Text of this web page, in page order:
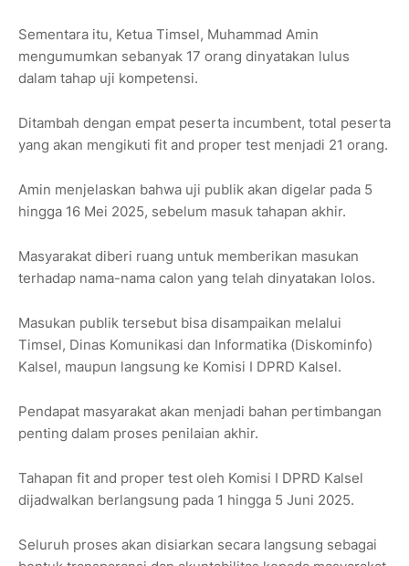
Sementara itu, Ketua Timsel, Muhammad Amin
mengumumkan sebanyak 17 orang dinyatakan lulus
dalam tahap uji kompetensi.
Ditambah dengan empat peserta incumbent, total peserta
yang akan mengikuti fit and proper test menjadi 21 orang.
Amin menjelaskan bahwa uji publik akan digelar pada 5
hingga 16 Mei 2025, sebelum masuk tahapan akhir.
Masyarakat diberi ruang untuk memberikan masukan
terhadap nama-nama calon yang telah dinyatakan lolos.
Masukan publik tersebut bisa disampaikan melalui
Timsel, Dinas Komunikasi dan Informatika (Diskominfo)
Kalsel, maupun langsung ke Komisi I DPRD Kalsel.
Pendapat masyarakat akan menjadi bahan pertimbangan
penting dalam proses penilaian akhir.
Tahapan fit and proper test oleh Komisi I DPRD Kalsel
dijadwalkan berlangsung pada 1 hingga 5 Juni 2025.
Seluruh proses akan disiarkan secara langsung sebagai